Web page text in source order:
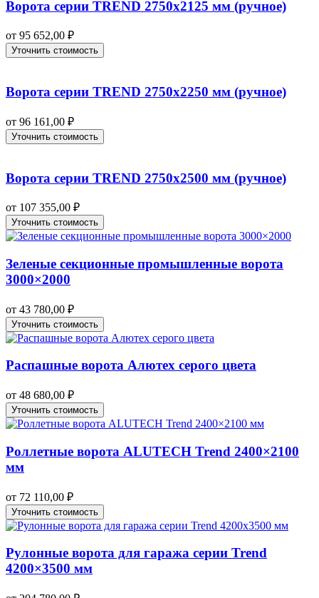
Ворота серии TREND 2750х2125 мм (ручное)
от 95 652,00 ₽
Уточнить стоимость
Ворота серии TREND 2750х2250 мм (ручное)
от 96 161,00 ₽
Уточнить стоимость
Ворота серии TREND 2750х2500 мм (ручное)
от 107 355,00 ₽
Уточнить стоимость
Зеленые секционные промышленные ворота
3000×2000
от 43 780,00 ₽
Уточнить стоимость
Распашные ворота Алютех серого цвета
от 48 680,00 ₽
Уточнить стоимость
Роллетные ворота ALUTECH Trend 2400×2100
мм
от 72 110,00 ₽
Уточнить стоимость
Рулонные ворота для гаража серии Trend
4200×3500 мм